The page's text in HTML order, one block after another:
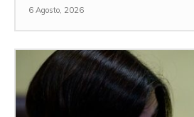
6 Agosto, 2026